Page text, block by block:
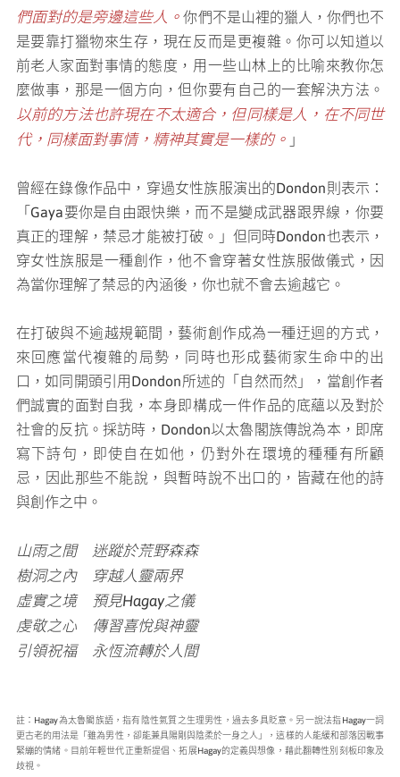
們面對的是旁邊這些人。你們不是山裡的獵人，你們也不
是要靠打獵物來生存，現在反而是更複雜。你可以知道以
前老人家面對事情的態度，用一些山林上的比喻來教你怎
麼做事，那是一個方向，但你要有自己的一套解決方法。
以前的方法也許現在不太適合，但同樣是人，在不同世
代，同樣面對事情，精神其實是一樣的。 」
曾經在錄像作品中，穿過女性族服演出的Dondon則表示：
「Gaya要你是自由跟快樂，而不是變成武器跟界線，你要
真正的理解，禁忌才能被打破。」但同時Dondon也表示，
穿女性族服是一種創作，他不會穿著女性族服做儀式，因
為當你理解了禁忌的內涵後，你也就不會去逾越它。
在打破與不逾越規範間，藝術創作成為一種迂迴的方式，
來回應當代複雜的局勢，同時也形成藝術家生命中的出
口，如同開頭引用Dondon所述的「自然而然」，當創作者
們誠實的面對自我，本身即構成一件作品的底蘊以及對於
社會的反抗。採訪時，Dondon以太魯閣族傳說為本，即席
寫下詩句，即使自在如他，仍對外在環境的種種有所顧
忌，因此那些不能說，與暫時說不出口的，皆藏在他的詩
與創作之中。
山雨之間 迷蹤於荒野森森
樹洞之內 穿越人靈兩界
虛實之境 預見Hagay之儀
虔敬之心 傳習喜悅與神靈
引領祝福 永恆流轉於人間
註：Hagay為太魯閣族語，指有陰性氣質之生理男性，過去多具貶意。另一說法指Hagay一詞
更古老的用法是「雖為男性，卻能兼具陽剛與陰柔於一身之人」，這樣的人能緩和部落因戰事
緊繃的情緒。目前年輕世代正重新提倡、拓展Hagay的定義與想像，藉此翻轉性別刻板印象及
歧視。